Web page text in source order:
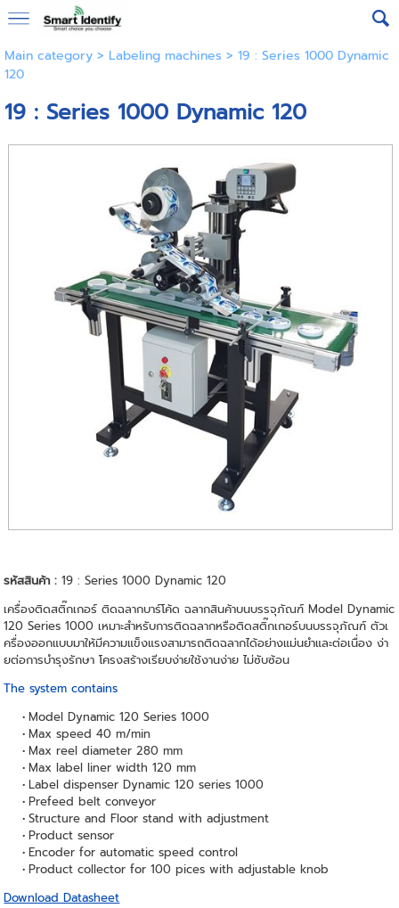
Main category> Labeling machines > 19 : Series 1000 Dynamic
120
19 : Series 1000 Dynamic 120
รหัสสินค้า :19 : Series 1000 Dynamic 120
เครื่องติดสติ๊กเกอร์ ติดฉลากบาร์โค้ด ฉลากสินค้าบนบรรจุภัณฑ์ Model Dynamic
120 Series 1000 เหมาะสำหรับการติดฉลากหรือติดสติ๊กเกอร์บนบรรจุภัณฑ์ ตัวเ
ครื่องออกแบบมาให้มีความแข็งแรงสามารถติดฉลากได้อย่างแม่นยำและต่อเนื่อง ง่า
ยต่อการบำรุงรักษา โครงสร้างเรียบง่ายใช้งานง่าย ไม่ซับซ้อน
The system contains
Model Dynamic 120 Series 1000
Max speed 40 m/min
Max reel diameter 280 mm
Max label liner width 120 mm
Label dispenser Dynamic 120 series 1000
Prefeed belt conveyor
Structure and Floor stand with adjustment
Product sensor
Encoder for automatic speed control
Product collector for 100 pices with adjustable knob
Download Datasheet